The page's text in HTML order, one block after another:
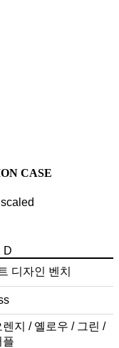
CASE
디자인 벤치
렌지 / 옐로우 / 그린 /
플